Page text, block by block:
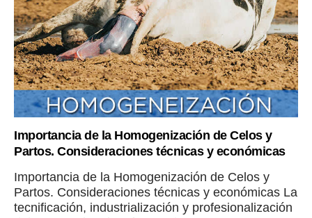
Importancia de la Homogenización de Celos y
Partos. Consideraciones técnicas y económicas
Importancia de la Homogenización de Celos y
Partos. Consideraciones técnicas y económicas La
tecnificación, industrialización y profesionalización